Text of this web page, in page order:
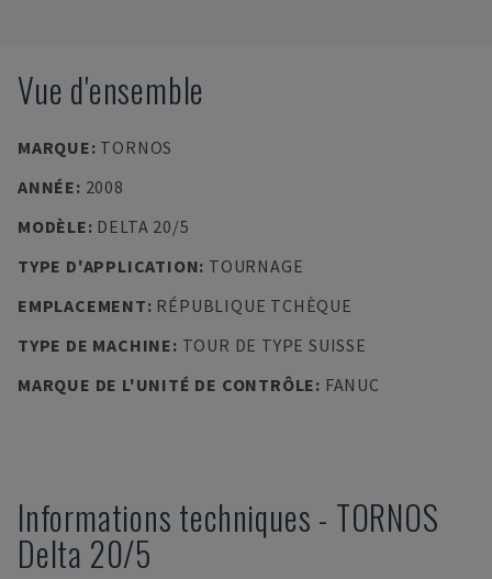
Vue d'ensemble
MARQUE: TORNOS
ANNÉE: 2008
MODÈLE: DELTA 20/5
TYPE D'APPLICATION: TOURNAGE
EMPLACEMENT: RÉPUBLIQUE TCHÈQUE
TYPE DE MACHINE: TOUR DE TYPE SUISSE
MARQUE DE L'UNITÉ DE CONTRÔLE: FANUC
Informations techniques - TORNOS
Delta 20/5